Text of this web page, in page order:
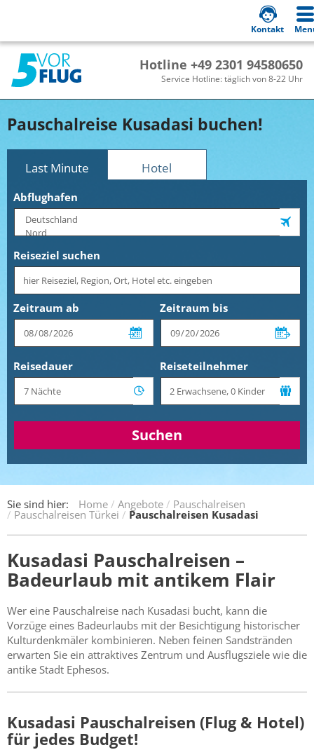
Hotline +49 2301 94580650
Service Hotline: täglich von 8-22 Uhr
Kontakt
Pauschalreise Kusadasi buchen!
Last Minute Hotel
Abflughafen
Reiseziel suchen
Zeitraum ab Zeitraum bis
Reisedauer Reiseteilnehmer
Suchen
Sie sind hier: Home Angebote Pauschalreisen
Pauschalreisen Türkei Pauschalreisen Kusadasi
Kusadasi Pauschalreisen –
Badeurlaub mit antikem Flair
Wer eine Pauschalreise nach Kusadasi bucht, kann die
Vorzüge eines Badeurlaubs mit der Besichtigung historischer
Kulturdenkmäler kombinieren. Neben feinen Sandstränden
erwarten Sie ein attraktives Zentrum und Ausflugsziele wie die
antike Stadt Ephesos.
Kusadasi Pauschalreisen (Flug & Hotel)
für jedes Budget!